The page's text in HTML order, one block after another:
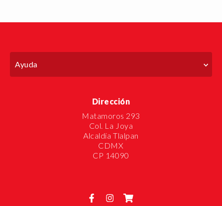
Ayuda
Dirección
Matamoros 293
Col. La Joya
Alcaldía Tlalpan
CDMX
CP 14090